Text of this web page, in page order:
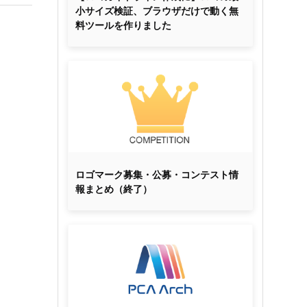
小サイズ検証、ブラウザだけで動く無
料ツールを作りました
ロゴマーク募集・公募・コンテスト情
報まとめ（終了）